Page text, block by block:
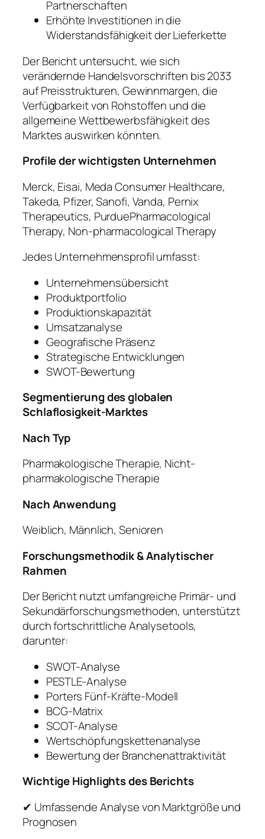
Partnerschaften
Erhöhte Investitionen in die
Widerstandsfähigkeit der Lieferkette
Der Bericht untersucht, wie sich
verändernde Handelsvorschriften bis 2033
auf Preisstrukturen, Gewinnmargen, die
Verfügbarkeit von Rohstoffen und die
allgemeine Wettbewerbsfähigkeit des
Marktes auswirken könnten.
Profile der wichtigsten Unternehmen
Merck, Eisai, Meda Consumer Healthcare,
Takeda, Pfizer, Sanofi, Vanda, Pernix
Therapeutics, PurduePharmacological
Therapy, Non-pharmacological Therapy
Jedes Unternehmensprofil umfasst:
Unternehmensübersicht
Produktportfolio
Produktionskapazität
Umsatzanalyse
Geografische Präsenz
Strategische Entwicklungen
SWOT-Bewertung
Segmentierung des globalen
Schlaflosigkeit-Marktes
Nach Typ
Pharmakologische Therapie, Nicht-
pharmakologische Therapie
Nach Anwendung
Weiblich, Männlich, Senioren
Forschungsmethodik & Analytischer
Rahmen
Der Bericht nutzt umfangreiche Primär- und
Sekundärforschungsmethoden, unterstützt
durch fortschrittliche Analysetools,
darunter:
SWOT-Analyse
PESTLE-Analyse
Porters Fünf-Kräfte-Modell
BCG-Matrix
SCOT-Analyse
Wertschöpfungskettenanalyse
Bewertung der Branchenattraktivität
Wichtige Highlights des Berichts
✔ Umfassende Analyse von Marktgröße und
Prognosen